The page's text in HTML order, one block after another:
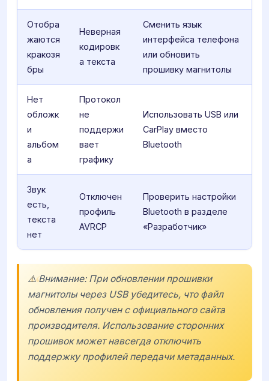
Отобра
жаются
кракозя
бры
Неверная
кодировк
а текста
Сменить язык
интерфейса телефона
или обновить
прошивку магнитолы
Нет
обложк
и
альбом
а
Протокол
не
поддержи
вает
графику
Использовать USB или
CarPlay вместо
Bluetooth
Звук
есть,
текста
нет
Отключен
профиль
AVRCP
Проверить настройки
Bluetooth в разделе
«Разработчик»
⚠️ Внимание: При обновлении прошивки
магнитолы через USB убедитесь, что файл
обновления получен с официального сайта
производителя. Использование сторонних
прошивок может навсегда отключить
поддержку профилей передачи метаданных.